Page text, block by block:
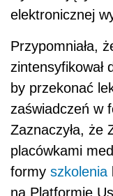
elektronicznej
Przypomniała,
zintensyfikował
by przekonać
zaświadczeń w
Zaznaczyła, że
placówkami
formy szkolenia
na Platformie